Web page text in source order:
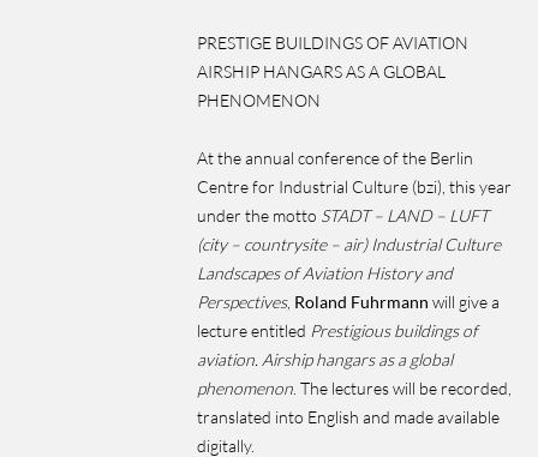
PRESTIGE BUILDINGS OF AVIATION
AIRSHIP HANGARS AS A GLOBAL
PHENOMENON
At the annual conference of the Berlin
Centre for Industrial Culture (bzi), this year
under the motto STADT – LAND – LUFT
(city – countrysite – air) Industrial Culture
Landscapes of Aviation History and
Perspectives, Roland Fuhrmann will give a
lecture entitled Prestigious buildings of
aviation. Airship hangars as a global
phenomenon . The lectures will be recorded,
translated into English and made available
digitally.